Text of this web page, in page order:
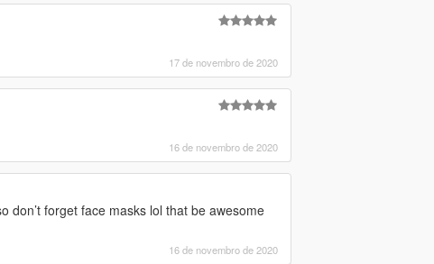
17 de novembro de 2020
16 de novembro de 2020
don’t forget face masks lol that be awesome
16 de novembro de 2020